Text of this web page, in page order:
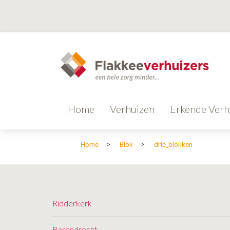
Home Verhuizen Erkende
Home > Blok > drie_blokken
Ridderkerk